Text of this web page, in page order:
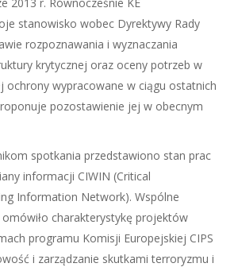
stanowisko wobec Dyrektywy Rady
rozpoznawania i wyznaczania
krytycznej oraz oceny potrzeb w
ochrony wypracowane w ciągu ostatnich
pozostawienie jej w obecnym
spotkania przedstawiono stan prac
informacji CIWIN (Critical
Information Network). Wspólne
charakterystykę projektów
programu Komisji Europejskiej CIPS
i zarządzanie skutkami terroryzmu i